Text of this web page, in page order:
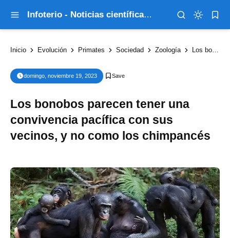
Infoterio - Noticias científicas que explican el mundo
Inicio Evolución Primates Sociedad Zoología Los bonobos parecen tener una convivencia pacífica con sus vecinos, y no como los chimpancés
domingo, noviembre 19, 2023
Los bonobos parecen tener una
convivencia pacífica con sus
vecinos, y no como los chimpancés